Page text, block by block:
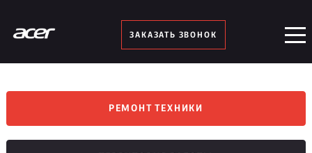
ЗАКАЗАТЬ ЗВОНОК
РЕМОНТ ТЕХНИКИ